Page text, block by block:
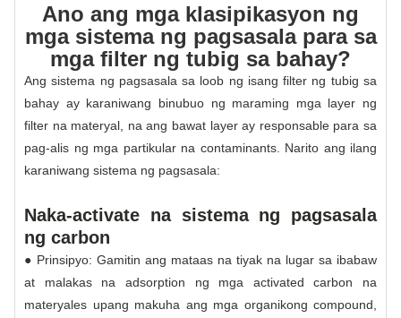
Ano ang mga klasipikasyon ng
mga sistema ng pagsasala para sa
mga filter ng tubig sa bahay?
Ang sistema ng pagsasala sa loob ng isang filter ng tubig sa
bahay ay karaniwang binubuo ng maraming mga layer ng
filter na materyal, na ang bawat layer ay responsable para sa
pag-alis ng mga partikular na contaminants. Narito ang ilang
karaniwang sistema ng pagsasala:
Naka-activate na sistema ng pagsasala
ng carbon
● Prinsipyo: Gamitin ang mataas na tiyak na lugar sa ibabaw
at malakas na adsorption ng mga activated carbon na
materyales upang makuha ang mga organikong compound,